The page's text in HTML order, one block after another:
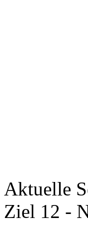
Aktuelle
Ziel 12 -